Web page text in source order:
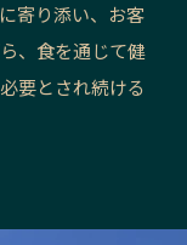
寄り添い、お客
、食を通じて健
要とされ続ける